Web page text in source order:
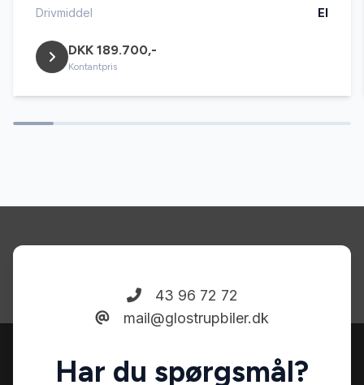
Drivmiddel El
DKK 189.700,-
Kontantpris
43 96 72 72
mail@glostrupbiler.dk
Har du spørgsmål?